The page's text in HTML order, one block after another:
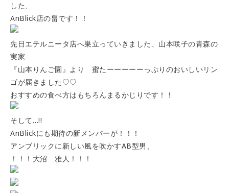
した、
AnBlick店の畠です！！
先日エテルニータ店へ巣立っていきました、山本咲子の青森の
実家
『山本りんご園』より 蜜たーーーーーっぷりのおいしいリン
ゴが届きました♡♡
おすすめの食べ方はもちろんまるかじりです！！
そして…!!
AnBlickにも期待の新メンバーが！！！
アンブリックに新しい風を吹かすAB型男、
！！！大沼 雅人！！！